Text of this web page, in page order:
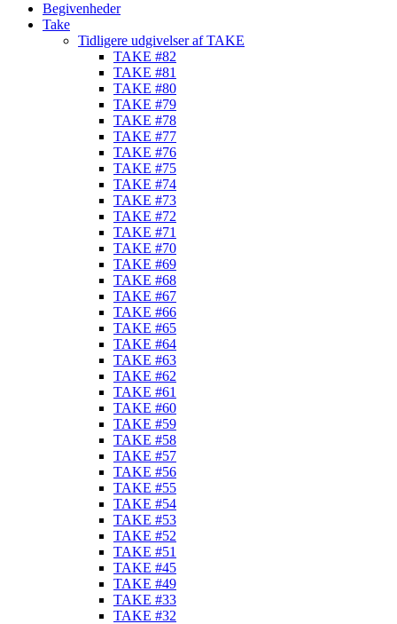
Begivenheder
Take
Tidligere udgivelser af TAKE
TAKE #82
TAKE #81
TAKE #80
TAKE #79
TAKE #78
TAKE #77
TAKE #76
TAKE #75
TAKE #74
TAKE #73
TAKE #72
TAKE #71
TAKE #70
TAKE #69
TAKE #68
TAKE #67
TAKE #66
TAKE #65
TAKE #64
TAKE #63
TAKE #62
TAKE #61
TAKE #60
TAKE #59
TAKE #58
TAKE #57
TAKE #56
TAKE #55
TAKE #54
TAKE #53
TAKE #52
TAKE #51
TAKE #45
TAKE #49
TAKE #33
TAKE #32